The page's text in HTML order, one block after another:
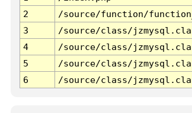
2
/source/function/
3
/source/class/
4
/source/class/
5
/source/class/
6
/source/class/